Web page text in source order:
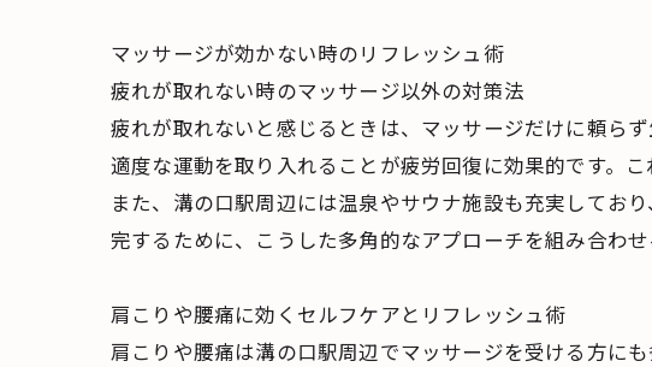
マッサージが効かない時のリフレッシュ術
疲れが取れない時のマッサージ以外の対策法
疲れが取れないと感じるときは、マッサージだけに頼ら
適度な運動を取り入れることが疲労回復に効果的です。
また、溝の口駅周辺には温泉やサウナ施設も充実してお
完するために、こうした多角的なアプローチを組み合わ
肩こりや腰痛に効くセルフケアとリフレッシュ術
肩こりや腰痛は溝の口駅周辺でマッサージを受ける方に